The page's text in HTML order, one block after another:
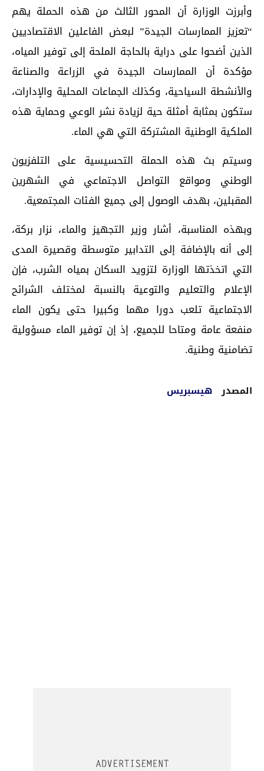
وأبرزت الوزارة أن المحور الثالث من هذه الحملة يهم
“تعزيز الممارسات الجيدة” لبعض الفاعلين الاقتصاديين
الذين أضحوا على دراية بالحاجة الملحة إلى توفير المياه،
مؤكدة أن الممارسات الجيدة في الزراعة والصناعة
والأنشطة السياحية، وكذلك الجماعات المحلية والإدارات،
ستكون بمثابة أمثلة حية لزيادة نشر الوعي وحماية هذه
الملكية الوطنية المشتركة التي هي الماء.
وسيتم بث هذه الحملة التحسيسية على التلفزيون
الوطني ومواقع التواصل الاجتماعي في الشهرين
المقبلين، بهدف الوصول إلى جميع الفئات المجتمعية.
وبهذه المناسبة، أشار وزير التجهيز والماء، نزار بركة،
إلى أنه بالإضافة إلى التدابير متوسطة وقصيرة المدى
التي اتخذتها الوزارة لتزويد السكان بمياه الشرب، فإن
الإعلام والتعليم والتوعية بالنسبة لمختلف الشرائح
الاجتماعية تلعب دورا مهما وكبيرا حتى يكون الماء
منفعة عامة ومتاحا للجميع، إذ إن توفير الماء مسؤولية
تضامنية وطنية.
المصدر هيسبريس